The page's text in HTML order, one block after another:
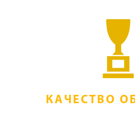
КАЧЕСТВО